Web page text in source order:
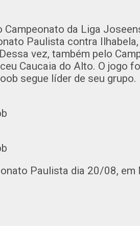
da Liga
Paulista contra Ilhabela,
vez, também pelo
Caucaia do Alto. O jogo
segue líder de seu grupo.
Paulista dia 20/08, em